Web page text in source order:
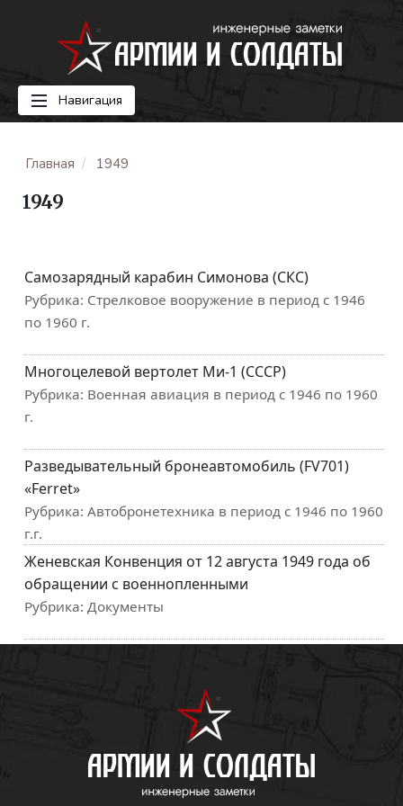
Навигация
Главная 1949
1949
Самозарядный карабин Симонова (СКС)
Рубрика: Стрелковое вооружение в период с 1946
по 1960 г.
Многоцелевой вертолет Ми-1 (СССР)
Рубрика: Военная авиация в период с 1946 по 1960
г.
Разведывательный бронеавтомобиль (FV701)
«Ferret»
Рубрика:Автобронетехника в период с 1946 по 1960
г.г.
Женевская Конвенция от 12 августа 1949 года об
обращении с военнопленными
Рубрика: Документы